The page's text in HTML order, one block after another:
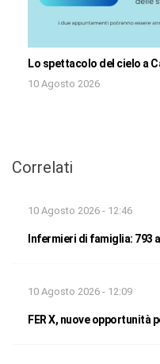
Lo spettacolo del cielo a
10 Agosto 2026
Correlati
10 Agosto 2026 - 12:46
Infermieri di famiglia: 793
10 Agosto 2026 - 12:09
FER X, nuove opportunità